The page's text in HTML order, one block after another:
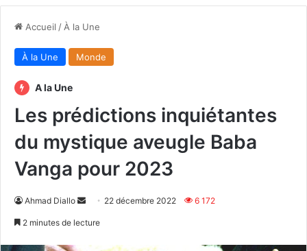
Accueil / À la Une
À la Une Monde
A la Une
Les prédictions inquiétantes
du mystique aveugle Baba
Vanga pour 2023
Ahmad Diallo
Envoyer22 décembre 2022 6 172
2 minutes de lecture